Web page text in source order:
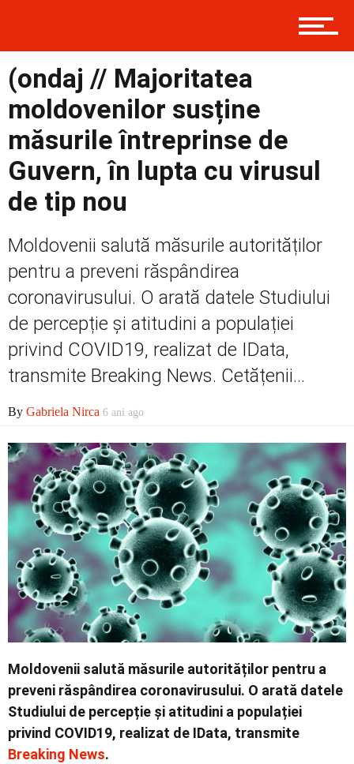
Prima
Politică
(ondaj // Majoritatea
moldovenilor susține
măsurile întreprinse de
Guvern, în lupta cu virusul
de tip nou
Moldovenii salută măsurile autorităților
pentru a preveni răspândirea
coronavirusului. O arată datele Studiului
de percepție și atitudini a populației
privind COVID19, realizat de IData,
transmite Breaking News. Cetățenii...
By Gabriela Nirca 6 ani ago
Moldovenii salută măsurile autorităților pentru a
preveni răspândirea coronavirusului. O arată datele
Studiului de percepție și atitudini a populației
privind COVID19, realizat de IData, transmite
Breaking News.